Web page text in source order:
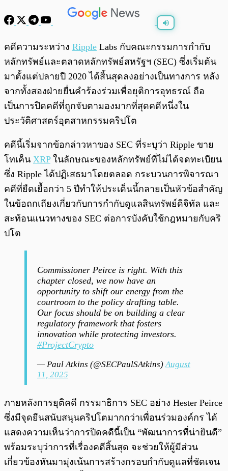
/0:00
คดีความระหว่าง Ripple Labs กับคณะกรรมการกำกับ
หลักทรัพย์และตลาดหลักทรัพย์สหรัฐฯ (SEC) ซึ่งเริ่มต้น
มาตั้งแต่ปลายปี 2020 ได้สิ้นสุดลงอย่างเป็นทางการ หลัง
จากทั้งสองฝ่ายยื่นคำร้องร่วมเพื่อยุติการอุทธรณ์ ถือ
เป็นการปิดคดีที่ถูกจับตามองมากที่สุดคดีหนึ่งใน
ประวัติศาสตร์อุตสาหกรรมคริปโต
คดีนี้เริ่มจากข้อกล่าวหาของ SEC ที่ระบุว่า Ripple ขาย
โทเค็น XRPในลักษณะของหลักทรัพย์ที่ไม่ได้จดทะเบียน
ซึ่ง Ripple ได้ปฏิเสธมาโดยตลอด กระบวนการพิจารณา
คดีที่ยืดเยื้อกว่า 5 ปีทำให้ประเด็นนี้กลายเป็นหัวข้อสำคัญ
ในข้อถกเถียงเกี่ยวกับการกำกับดูแลสินทรัพย์ดิจิทัล และ
สะท้อนแนวทางของ SEC ต่อการบังคับใช้กฎหมายกับคริ
ปโต
Commissioner Peirce is right. With this
chapter closed, we now have an
opportunity to shift our energy from the
courtroom to the policy drafting table.
Our focus should be on building a clear
regulatory framework that fosters
innovation while protecting investors.
#ProjectCrypto
— Paul Atkins (@SECPaulSAtkins)August
11, 2025
ภายหลังการยุติคดี กรรมาธิการ SEC อย่าง Hester Peirce
ซึ่งมีจุดยืนสนับสนุนคริปโตมากกว่าเพื่อนร่วมองค์กร ได้
แสดงความเห็นว่าการปิดคดีนี้เป็น “พัฒนาการที่น่ายินดี”
พร้อมระบุว่าการที่เรื่องคดีสิ้นสุด จะช่วยให้ผู้มีส่วน
เกี่ยวข้องหันมามุ่งเน้นการสร้างกรอบกำกับดูแลที่ชัดเจน